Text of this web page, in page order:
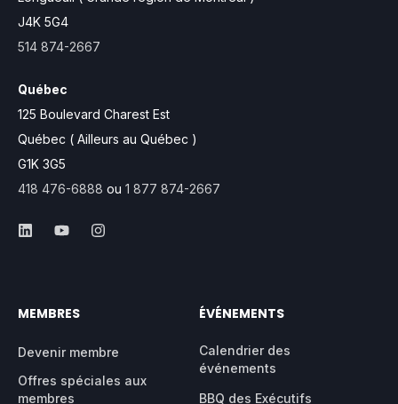
J4K 5G4
514 874-2667
Québec
125 Boulevard Charest Est
Québec ( Ailleurs au Québec )
G1K 3G5
418 476-6888 ou 1 877 874-2667
MEMBRES
Devenir membre
Offres spéciales aux
membres
ÉVÉNEMENTS
Calendrier des
événements
BBQ des Exécutifs